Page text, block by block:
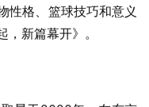
性格、篮球技巧和意义
新篇幕开》。